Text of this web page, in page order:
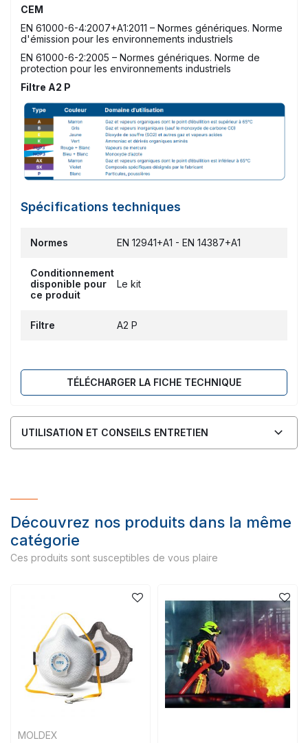
CEM
EN 61000-6-4:2007+A1:2011 – Normes génériques. Norme
d'émission pour les environnements industriels
EN 61000-6-2:2005 – Normes génériques. Norme de
protection pour les environnements industriels
Filtre A2 P
Spécifications techniques
Normes EN 12941+A1 - EN 14387+A1
Conditionnement
disponible pour
ce produit
Le kit
Filtre A2 P
TÉLÉCHARGER LA FICHE TECHNIQUE
UTILISATION ET CONSEILS ENTRETIEN
Découvrez nos produits dans la même
catégorie
Ces produits sont susceptibles de vous plaire
MOLDEX